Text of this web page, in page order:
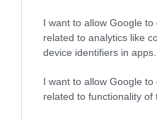
I want to allow Google to
related to analytics like
device identifiers in apps.
I want to allow Google to
related to functionality of
Jenni on
lisäksi